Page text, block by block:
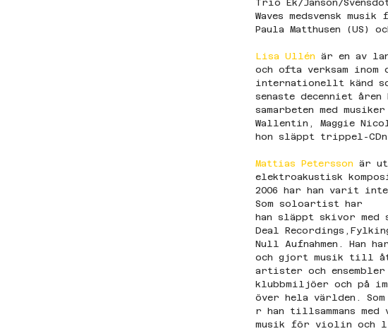
Trio Ek/Janson/
Waves medsvensk
Paula Matthusen (US)
Lisa Ullén är en av
och ofta verksam
internationellt känd
senaste decenniet
samarbeten med
Wallentin, Maggie
hon släppt trippel-
Mattias Petersson är
elektroakustisk
2006 har han varit
Som soloartist har
han släppt skivor med
Deal
Null Aufnahmen. Han
och gjort musik till åtta
artister och
klubbmiljöer och på
över hela världen. Som
r han tillsammans
musik för violin och